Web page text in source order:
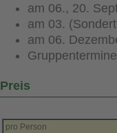
am 06., 20.
am 03.
am 06.
Preis
pro Person